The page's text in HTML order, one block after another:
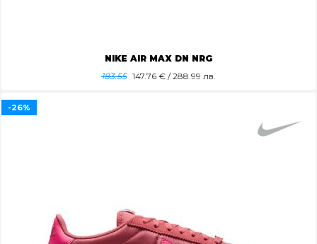
NIKE AIR MAX DN NRG
183.55 147.76 € / 288.99 лв.
-26%